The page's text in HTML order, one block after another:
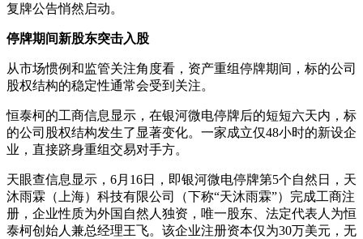
复牌公告悄然启动。
停牌期间新股东突击入股
从市场惯例和监管关注角度看，资产重组停牌期间，标的公司
股权结构的稳定性通常会受到关注。
恒泰柯的工商信息显示，在银河微电停牌后的短短六天内，标
的公司股权结构发生了显著变化。一家成立仅48小时的新设企
业，直接跻身重组交易对手方。
天眼查信息显示，6月16日，即银河微电停牌第5个自然日，天
沐雨霖（上海）科技有限公司（下称“天沐雨霖”）完成工商注
册，企业性质为外国自然人独资，唯一股东、法定代表人为恒
泰柯创始人兼总经理王飞。该企业注册资本仅为30万美元，无